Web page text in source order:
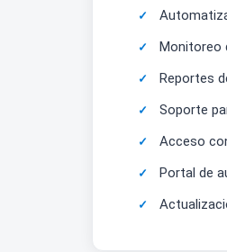
Monitoreo
Reportes
Soporte
Acceso
Portal de